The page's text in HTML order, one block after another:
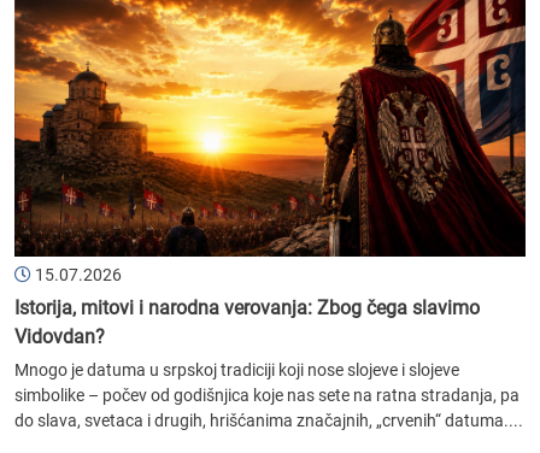
15.07.2026
Istorija, mitovi i narodna verovanja: Zbog čega slavimo
Vidovdan?
Mnogo je datuma u srpskoj tradiciji koji nose slojeve i slojeve
simbolike – počev od godišnjica koje nas sete na ratna stradanja, pa
do slava, svetaca i drugih, hrišćanima značajnih, „crvenih“ datuma....